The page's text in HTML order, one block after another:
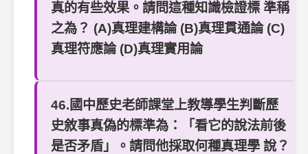
真的有些效果。請問這種知識檢證標 準稱
之為？ (A)真理建構論 (B)真理貫通論 (C)
真理符應論 (D)真理實用論
46.國中歷史老師課堂上教導學生判斷歷
史敘事真偽的標準為：「看它的說法前後
是否矛盾」。請問他採取何種真理學 說？